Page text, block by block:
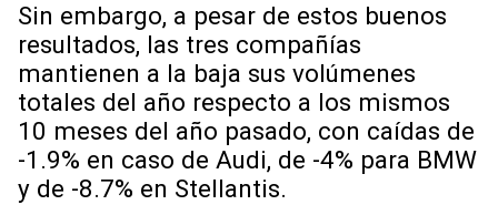
Sin embargo, a pesar de estos buenos
resultados, las tres compañías
mantienen a la baja sus volúmenes
totales del año respecto a los mismos
10 meses del año pasado, con caídas de
-1.9% en caso de Audi, de -4% para BMW
y de -8.7% en Stellantis.